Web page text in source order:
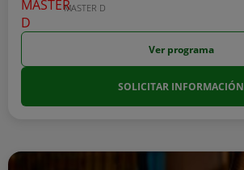
MASTER D
Ver programa
SOLICITAR INFORMACIÓN